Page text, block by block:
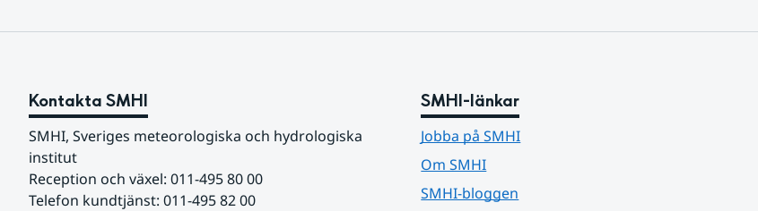
Kontakta SMHI
SMHI, Sveriges meteorologiska och hydrologiska
institut
Reception och växel: 011-495 80 00
Telefon kundtjänst: 011-495 82 00
SMHI-länkar
Jobba på SMHI
Om SMHI
SMHI-bloggen